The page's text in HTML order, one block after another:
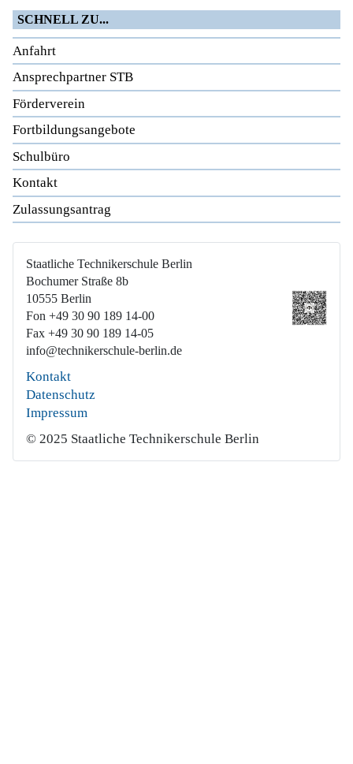
SCHNELL ZU...
Anfahrt
Ansprechpartner STB
Förderverein
Fortbildungsangebote
Schulbüro
Kontakt
Zulassungsantrag
Staatliche Technikerschule Berlin
Bochumer Straße 8b
10555 Berlin
Fon +49 30 90 189 14-00
Fax +49 30 90 189 14-05
info@technikerschule-berlin.de
Kontakt
Datenschutz
Impressum
© 2025 Staatliche Technikerschule Berlin